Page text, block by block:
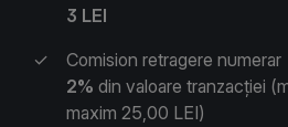
3 LEI
✓
Comision retragere numerar
2% din valoare tranzacției
maxim 25,00 LEI)